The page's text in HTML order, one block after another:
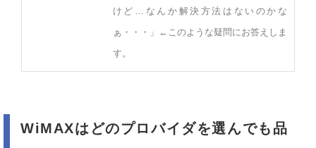
けど…なんか解決方法はないのかな
ぁ・・・」←このような疑問にお答えしま
す。
WiMAXはどのプロバイダを選んでも品